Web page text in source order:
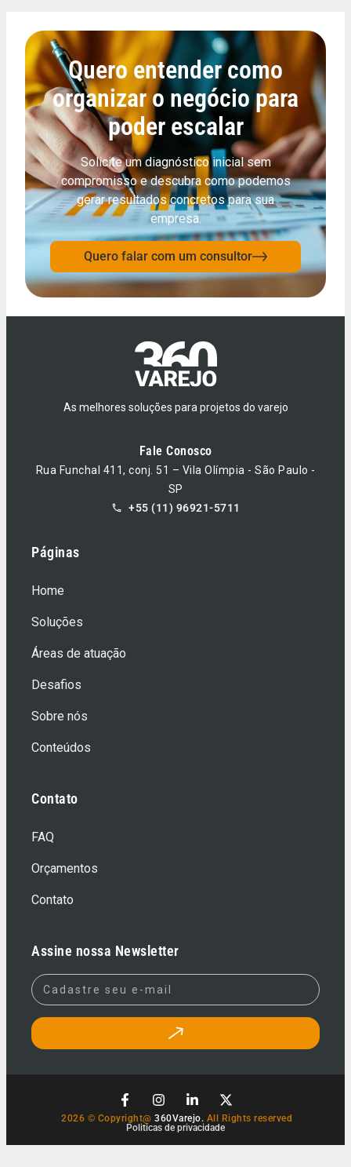
Quero entender como
organizar o negócio para
poder escalar
Solicite um diagnóstico inicial sem
compromisso e descubra como podemos
gerar resultados concretos para sua
empresa.
Quero falar com um consultor
As melhores soluções para projetos do varejo
Fale Conosco
Rua Funchal 411, conj. 51 – Vila Olímpia - São Paulo -
SP
+55 (11) 96921-5711
Páginas
Home
Soluções
Áreas de atuação
Desafios
Sobre nós
Conteúdos
Contato
FAQ
Orçamentos
Contato
Assine nossa Newsletter
2026 © Copyright@360Varejo. All Rights reserved
Politicas de privacidade